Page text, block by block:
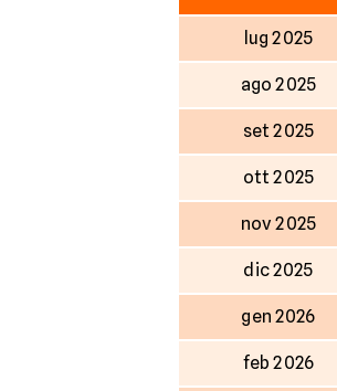
lug 2025
ago 2025
set 2025
ott 2025
nov 2025
dic 2025
gen 2026
feb 2026